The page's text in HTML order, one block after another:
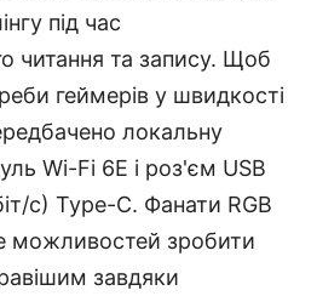
під час
читання та запису. Щоб
геймерів у швидкості
локальну
Wi-Fi 6E і роз'єм USB
с) Type-C. Фанати RGB
можливостей зробити
завдяки